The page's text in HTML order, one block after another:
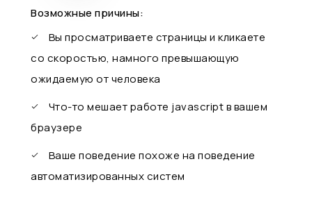
Возможные причины:
Вы просматриваете страницы и кликаете
со скоростью, намного превышающую
ожидаемую от человека
Что-то мешает работе javascript в вашем
браузере
Ваше поведение похоже на поведение
автоматизированных систем